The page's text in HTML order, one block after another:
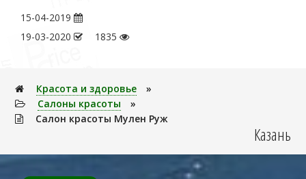
15-04-2019
19-03-2020
1835
Красота и здоровье
»
Салоны красоты
»
Салон красоты Мулен Руж
Казань